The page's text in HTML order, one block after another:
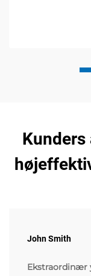
Kunders
John Smith
Ekstraordinær